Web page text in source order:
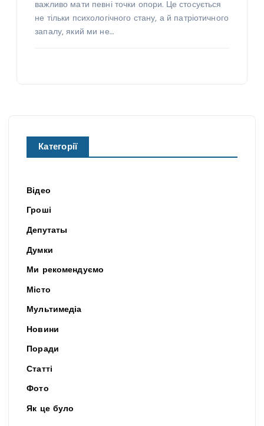
важливо мати певні точки опори. Це стосується
не тільки психологічного стану, а й патріотичного
запалу, який ми не…
Категорії
Відео
Гроші
Депутаты
Думки
Ми рекомендуємо
Місто
Мультимедіа
Новини
Поради
Статті
Фото
Як це було